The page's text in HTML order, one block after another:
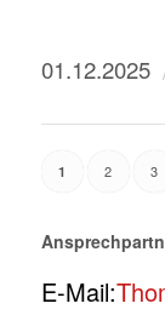
01.12.2025
1 2 3
E-Mail: